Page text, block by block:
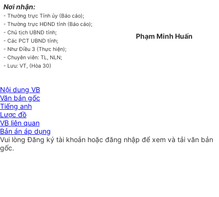
Nơi nhận:
- Thường trực Tỉnh ủy (Báo cáo);
- Thường trực HĐND tỉnh (Báo cáo);
- Chủ tịch UBND tỉnh;
- Các PCT UBND tỉnh;
- Như Điều 3 (Thực hiện);
- Chuyên viên: TL, NLN;
- Lưu: VT, (Hòa 30)
Phạm Minh Huấn
Nội dung VB
Văn bản gốc
Tiếng anh
Lược đồ
VB liên quan
Bản án áp dụng
Vui lòngĐăng ký tài khoản hoặc đăng nhập để xem và tải văn bản
gốc.